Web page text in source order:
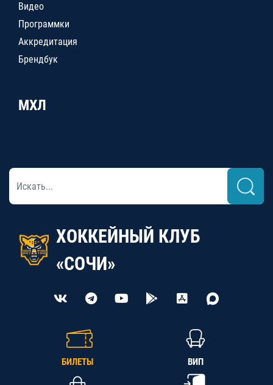
Видео
Программки
Аккредитация
Брендбук
МХЛ
ХОККЕЙНЫЙ КЛУБ
«СОЧИ»
БИЛЕТЫ ВИП